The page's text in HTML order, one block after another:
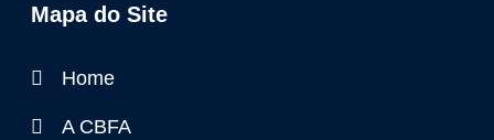
Mapa do Site
Home
A CBFA